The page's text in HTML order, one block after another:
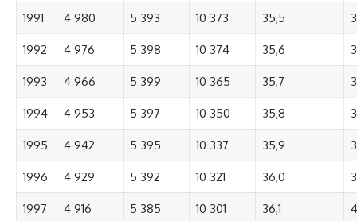
1991 4 980 5 393 10 373 35,5
1992 4 976 5 398 10 374 35,6
1993 4 966 5 399 10 365 35,7
1994 4 953 5 397 10 350 35,8
1995 4 942 5 395 10 337 35,9
1996 4 929 5 392 10 321 36,0
1997 4 916 5 385 10 301 36,1